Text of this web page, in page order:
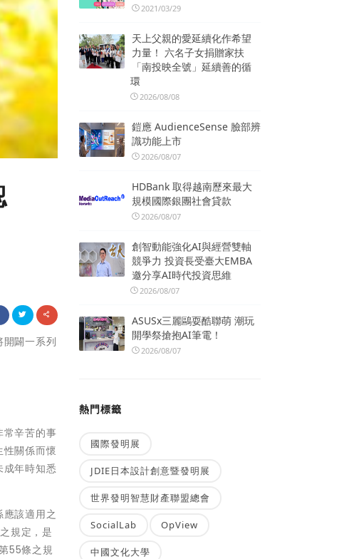
闢一系列
常辛苦的事
關係而懷
年時知悉
該適用之
規定，是
55條之規
2021/03/29
天上父親的愛延續化作希望
力量！ 六名子女捐贈家扶
「南投映全號」延續善的循
環
2026/08/08
鎧應 AudienceSense 臉部辨
識功能上市
2026/08/07
HDBank 取得越南歷來最大
規模國際銀團社會貸款
2026/08/07
創智動能強化AI與經營雙軸
競爭力 投資長受臺大EMBA
邀分享AI時代投資思維
2026/08/07
ASUSx三麗鷗耍酷聯萌 潮玩
開學祭搶抱AI筆電！
2026/08/07
熱門標籤
國際發明展
JDIE日本設計創意暨發明展
世界發明智慧財產聯盟總會
SocialLab OpView
中國文化大學